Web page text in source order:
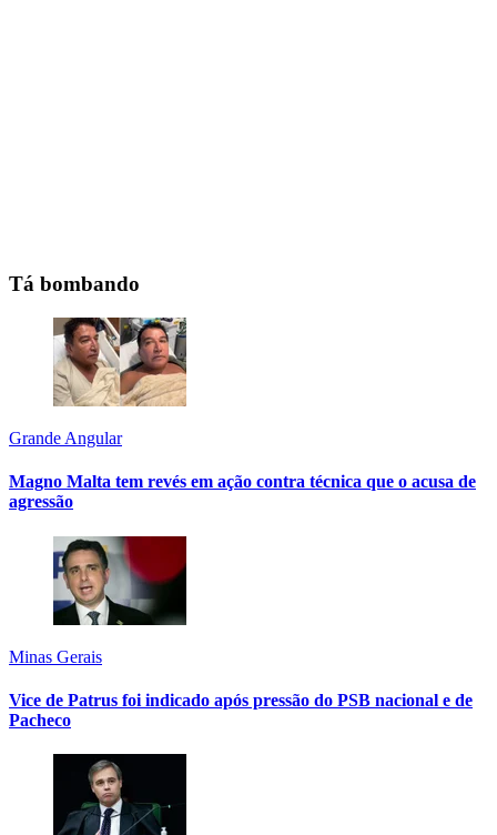
Tá bombando
Grande Angular
Magno Malta tem revés em ação contra técnica que o acusa de
agressão
Minas Gerais
Vice de Patrus foi indicado após pressão do PSB nacional e de
Pacheco